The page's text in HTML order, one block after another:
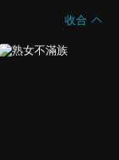
收合